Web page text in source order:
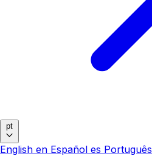
pt
English en Español es Português